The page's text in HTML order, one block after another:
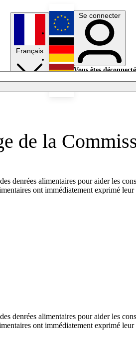
Français
English
Deutsch
Se connecter
Vous êtes
de la
denrées alimentaires pour aider les
ont immédiatement exprimé leur
denrées alimentaires pour aider les
ont immédiatement exprimé leur